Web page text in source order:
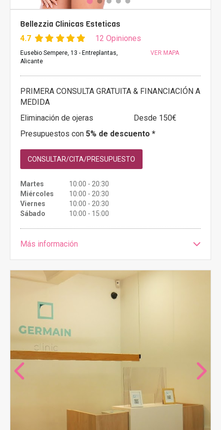
Bellezzia Clinicas Esteticas
4.7 12 Opiniones
Eusebio Sempere, 13 - Entreplantas,
Alicante
VER MAPA
PRIMERA CONSULTA GRATUITA & FINANCIACIÓN A
MEDIDA
Eliminación de ojeras
Desde 150€
Presupuestos con 5% de descuento *
CONSULTAR/CITA/PRESUPUESTO
Martes
10:00 - 20:30
Miércoles
10:00 - 20:30
Viernes
10:00 - 20:30
Sábado
10:00 - 15:00
Más información